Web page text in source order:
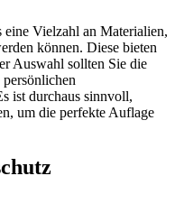
Vielzahl an Materialien,
können. Diese bieten
Auswahl sollten Sie die
ist durchaus sinnvoll,
um die perfekte Auflage